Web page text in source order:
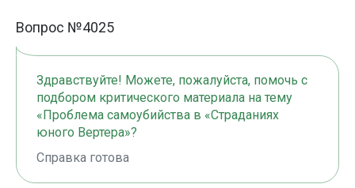
Вопрос №4025
Здравствуйте! Можете, пожалуйста, помочь с
подбором критического материала на тему
«Проблема самоубийства в «Страданиях
юного Вертера»?
Справка готова